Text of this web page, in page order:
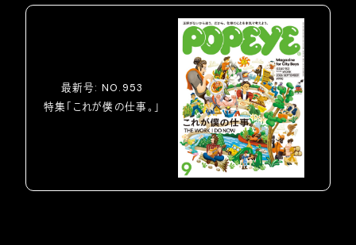
最新号: NO.953
特集「これが僕の仕事。」